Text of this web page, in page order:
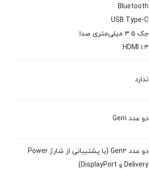
Bluetooth
USB Type-C
جک ۳.۵ میلی‌متری صدا
HDMI ۱.۴
ندارد
دو عدد Gen۱
دو عدد Gen۲ (با پشتیبانی از شارژ Power
Delivery و DisplayPort)